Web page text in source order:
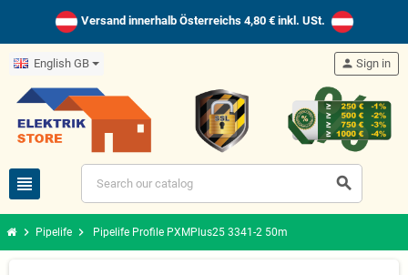
Versand innerhalb Österreichs 4,80 € inkl. USt.
English GB
view_headline search
person Sign in
chevron_right Pipelife chevron_right Pipelife Profile PXMPlus25 3341-2 50m